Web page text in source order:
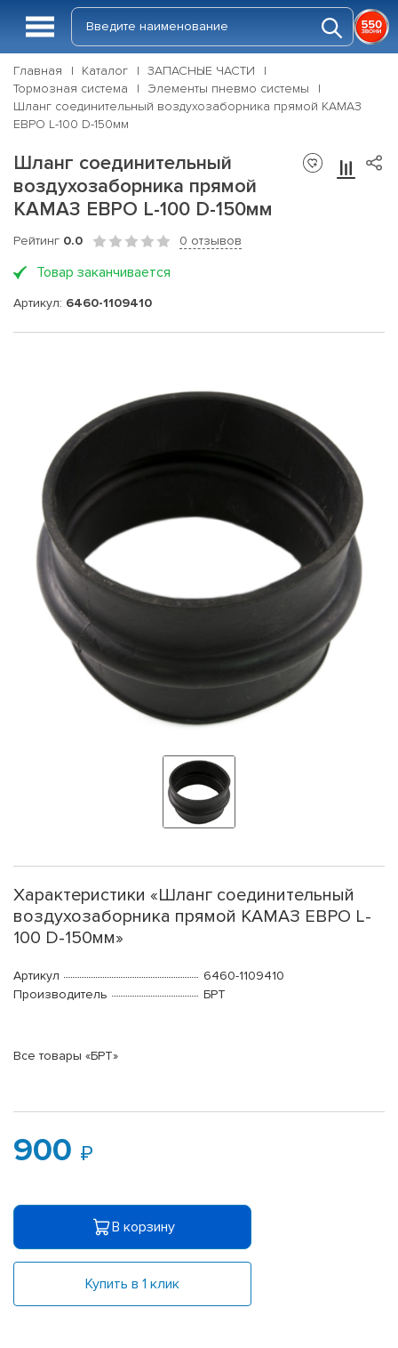
Главная Каталог
ЗАПАСНЫЕ ЧАСТИ
Тормозная система
Элементы пневмо системы
Шланг соединительный воздухозаборника прямой КАМАЗ
ЕВРО L-100 D-150мм
Шланг соединительный
воздухозаборника прямой
КАМАЗ ЕВРО L-100 D-150мм
Рейтинг 0.0 0 отзывов
Товар заканчивается
Артикул: 6460-1109410
Характеристики «Шланг соединительный
воздухозаборника прямой КАМАЗ ЕВРО L-
100 D-150мм»
Артикул
6460-1109410
Производитель
БРТ
Все товары «БРТ»
900
В корзину
Купить в 1 клик